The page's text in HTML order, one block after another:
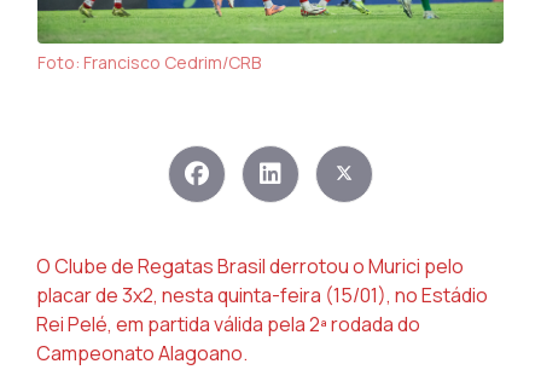
Foto: Francisco Cedrim/CRB
O Clube de Regatas Brasil derrotou o Murici pelo
placar de 3x2, nesta quinta-feira (15/01), no Estádio
Rei Pelé, em partida válida pela 2ª rodada do
Campeonato Alagoano.